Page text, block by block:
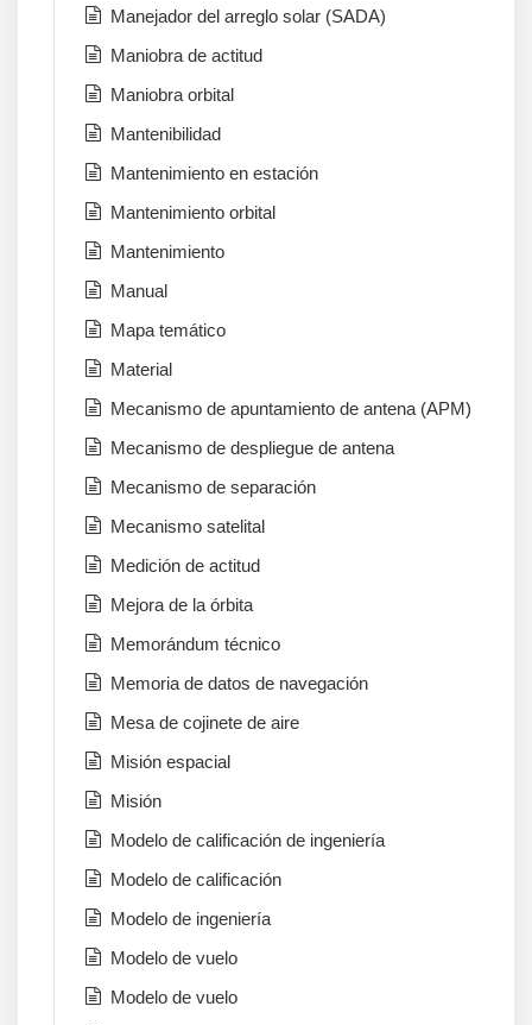
Manejador del arreglo solar (SADA)
Maniobra de actitud
Maniobra orbital
Mantenibilidad
Mantenimiento en estación
Mantenimiento orbital
Mantenimiento
Manual
Mapa temático
Material
Mecanismo de apuntamiento de antena (APM)
Mecanismo de despliegue de antena
Mecanismo de separación
Mecanismo satelital
Medición de actitud
Mejora de la órbita
Memorándum técnico
Memoria de datos de navegación
Mesa de cojinete de aire
Misión espacial
Misión
Modelo de calificación de ingeniería
Modelo de calificación
Modelo de ingeniería
Modelo de vuelo
Modelo de vuelo